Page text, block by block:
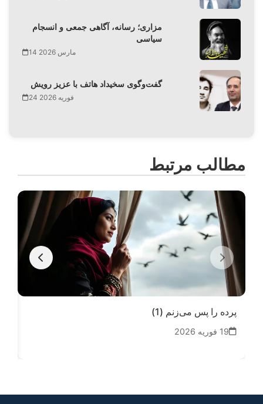
مزاری؛ رسانه، آگاهی جمعی و انسجام
سیاسی
14 مارس 2026
گفت‌وگوی سخیداد هاتف با عزیز رویش
24 فوریه 2026
مطالب مرتبط
پرده را پس می‌زنم (1)
19 فوریه 2026